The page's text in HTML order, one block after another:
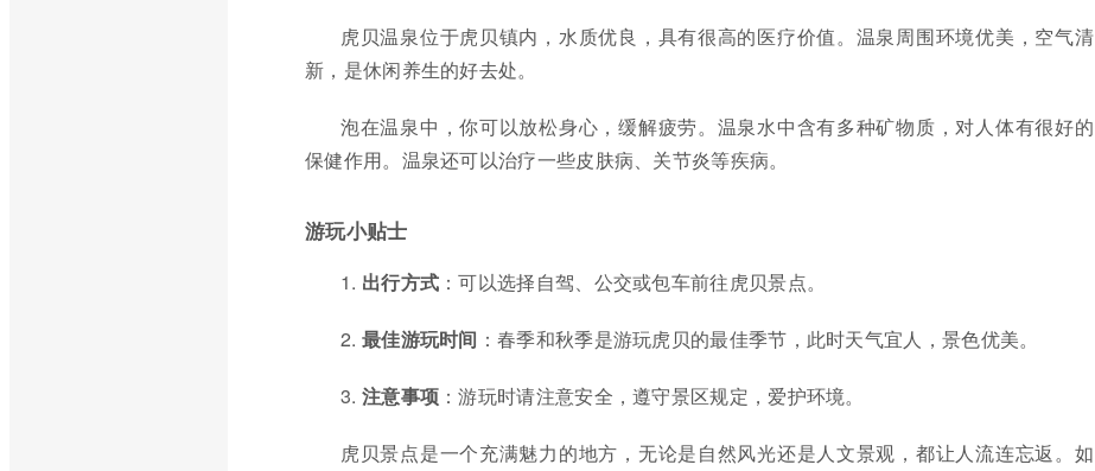
虎贝温泉位于虎贝镇内，水质优良，具有很高的医疗价值。温泉周围环境优美，空气清
新，是休闲养生的好去处。
泡在温泉中，你可以放松身心，缓解疲劳。温泉水中含有多种矿物质，对人体有很好的
保健作用。温泉还可以治疗一些皮肤病、关节炎等疾病。
游玩小贴士
1. 出行方式 ：可以选择自驾、公交或包车前往虎贝景点。
2. 最佳游玩时间 ：春季和秋季是游玩虎贝的最佳季节，此时天气宜人，景色优美。
3. 注意事项 ：游玩时请注意安全，遵守景区规定，爱护环境。
虎贝景点是一个充满魅力的地方，无论是自然风光还是人文景观，都让人流连忘返。如